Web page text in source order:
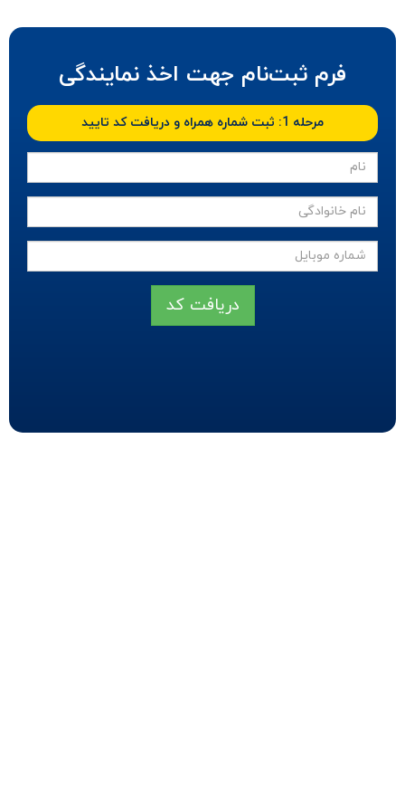
فرم ثبت‌نام جهت اخذ نمایندگی
مرحله 1: ثبت شماره همراه و دریافت کد تایید
دریافت کد